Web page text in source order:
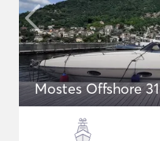
Mostes Offshore 31